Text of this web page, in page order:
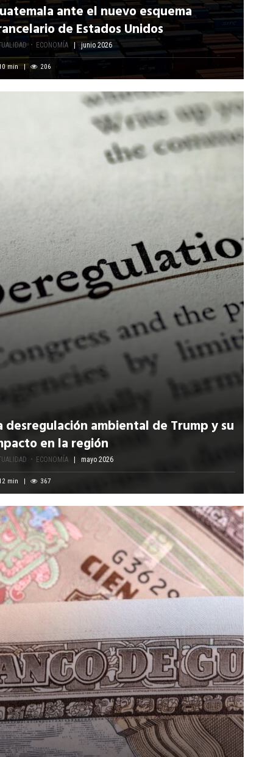
ante el nuevo esquema
de Estados Unidos
ECONOMÍA junio 2026
min 206
desregulación ambiental de Trump y su
en la región
ECONOMÍA mayo 2026
min 367